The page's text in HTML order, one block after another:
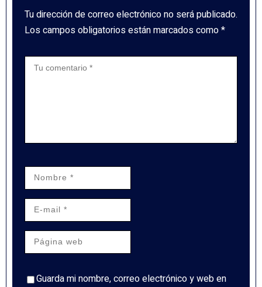
Tu dirección de correo electrónico no será publicado.
Los campos obligatorios están marcados como *
Guarda mi nombre, correo electrónico y web en